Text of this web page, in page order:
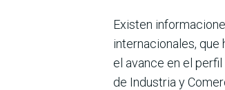
Existen
internacionales,
el avance en el
de Industria y